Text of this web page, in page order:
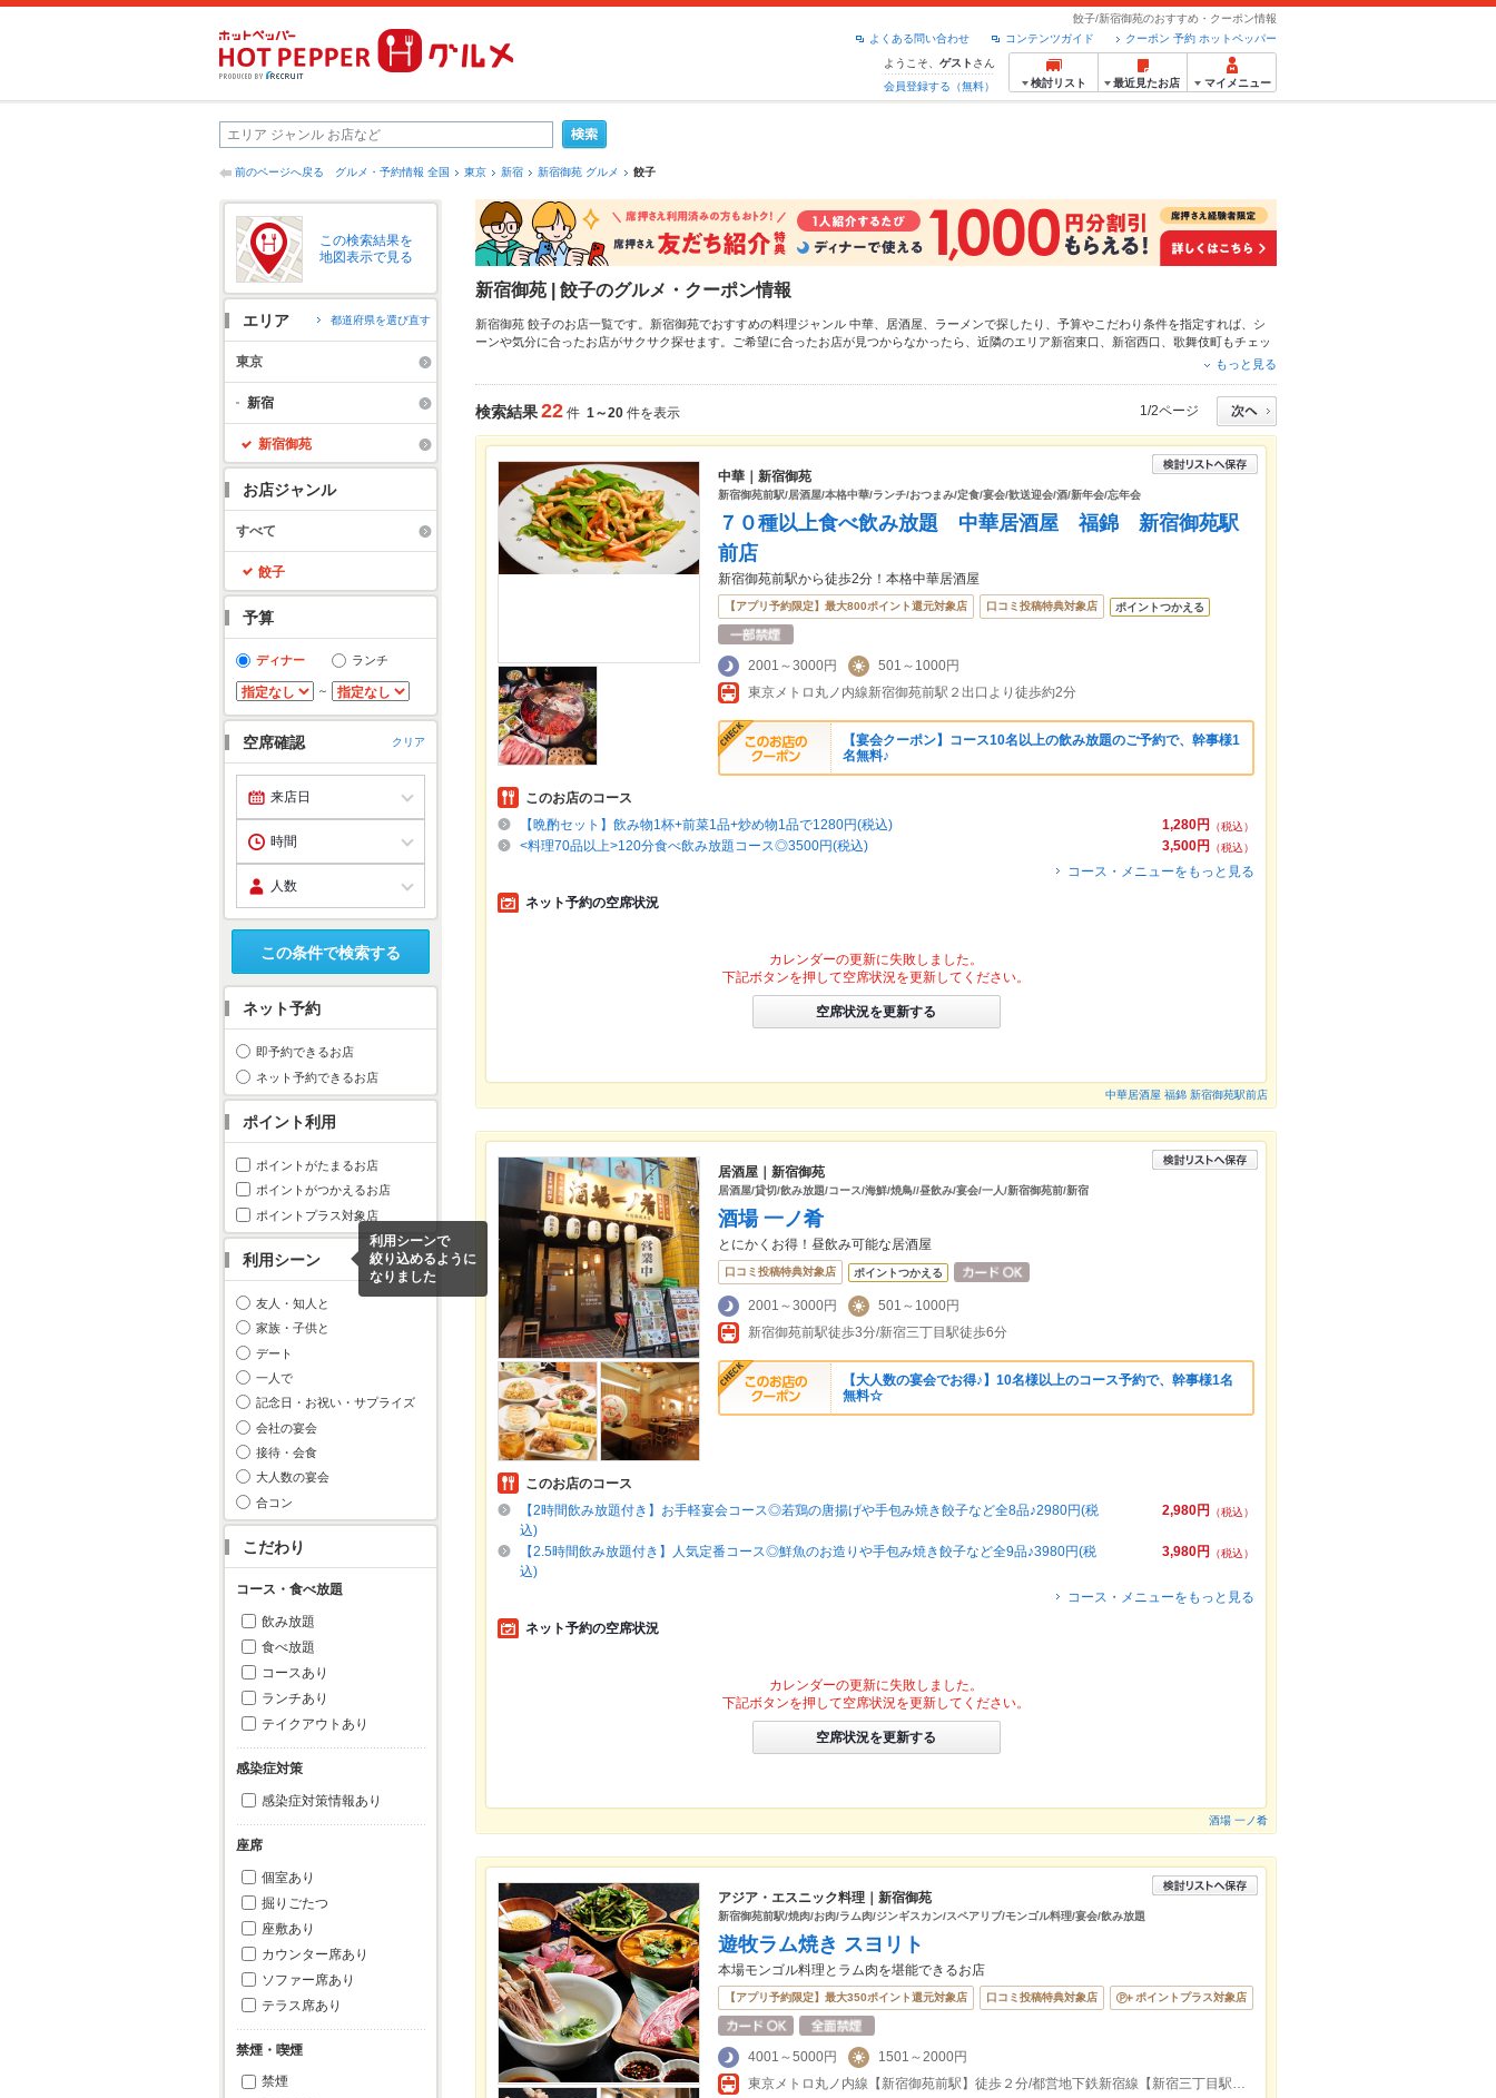
餃子/新宿御苑のおすすめ・クーポン情報
クーポン 予約 ホットペッパー
コンテンツガイド
よくある問い合わせ
ようこそ、 ゲスト さん
会員登録する（無料）
検討リスト 最近見たお店 マイメニュー
前のページへ戻る グルメ・予約情報 全国 東京 新宿 新宿御苑 グルメ 餃子
この検索結果を
地図表示で見る
エリア 都道府県を選び直す
東京
新宿
新宿御苑
お店ジャンル
すべて
餃子
予算
ディナー ランチ
～
空席確認 クリア
この条件で検索する
ネット予約
即予約できるお店
ネット予約できるお店
ポイント利用
ポイントがたまるお店
ポイントがつかえるお店
ポイントプラス対象店
利用シーン
利用シーンで
絞り込めるように
なりました
友人・知人と
家族・子供と
デート
一人で
記念日・お祝い・サプライズ
会社の宴会
接待・会食
大人数の宴会
合コン
こだわり
コース・食べ放題
飲み放題
食べ放題
コースあり
ランチあり
テイクアウトあり
感染症対策
感染症対策情報あり
座席
個室あり
掘りごたつ
座敷あり
カウンター席あり
ソファー席あり
テラス席あり
禁煙・喫煙
禁煙
新宿御苑 | 餃子のグルメ・クーポン情報
新宿御苑 餃子のお店一覧です。新宿御苑でおすすめの料理ジャンル 中華 居酒屋 ラーメンで探したり、予算やこだわり条件を指定すれば、シ
ーンや気分に合ったお店がサクサク探せます。ご希望に合ったお店が見つからなかったら、近隣のエリア新宿東口 新宿西口 歌舞伎町もチェッ
や季節のおすす
もっと見る
検索結果22 件 1～20 件を表示 1/2ページ
中華｜新宿御苑
新宿御苑前駅/居酒屋/本格中華/ランチ/おつまみ/定食/宴会/歓送迎会/酒/新年会/忘年会
７０種以上食べ飲み放題 中華居酒屋 福錦 新宿御苑駅
前店
新宿御苑前駅から徒歩2分！本格中華居酒屋
【アプリ予約限定】最大800ポイント還元対象店 口コミ投稿特典対象店 ポイントつかえる
2001～3000円
501～1000円
東京メトロ丸ノ内線新宿御苑前駅２出口より徒歩約2分
【宴会クーポン】コース10名以上の飲み放題のご予約で、幹事様1
名無料♪
このお店のコース
1,280円
（税込）
【晩酌セット】飲み物1杯+前菜1品+炒め物1品で1280円(税込)
3,500円
（税込）
<料理70品以上>120分食べ飲み放題コース◎3500円(税込)
コース・メニューをもっと見る
ネット予約の空席状況
カレンダーの更新に失敗しました。
下記ボタンを押して空席状況を更新してください。
空席状況を更新する
中華居酒屋 福錦 新宿御苑駅前店
居酒屋｜新宿御苑
居酒屋/貸切/飲み放題/コース/海鮮/焼鳥//昼飲み/宴会/一人/新宿御苑前/新宿
酒場 一ノ肴
とにかくお得！昼飲み可能な居酒屋
口コミ投稿特典対象店 ポイントつかえる
2001～3000円
501～1000円
新宿御苑前駅徒歩3分/新宿三丁目駅徒歩6分
【大人数の宴会でお得♪】10名様以上のコース予約で、幹事様1名
無料☆
このお店のコース
2,980円
（税込）
【2時間飲み放題付き】お手軽宴会コース◎若鶏の唐揚げや手包み焼き餃子など全8品♪2980円(税
込)
3,980円
（税込）
【2.5時間飲み放題付き】人気定番コース◎鮮魚のお造りや手包み焼き餃子など全9品♪3980円(税
込)
コース・メニューをもっと見る
ネット予約の空席状況
カレンダーの更新に失敗しました。
下記ボタンを押して空席状況を更新してください。
空席状況を更新する
酒場 一ノ肴
アジア・エスニック料理｜新宿御苑
新宿御苑前駅/焼肉/お肉/ラム肉/ジンギスカン/スペアリブ/モンゴル料理/宴会/飲み放題
遊牧ラム焼き スヨリト
本場モンゴル料理とラム肉を堪能できるお店
【アプリ予約限定】最大350ポイント還元対象店 口コミ投稿特典対象店 ポイントプラス対象店
4001～5000円
1501～2000円
東京メトロ丸ノ内線【新宿御苑前駅】徒歩２分/都営地下鉄新宿線【新宿三丁目駅】徒歩７分/新宿御苑前駅から119m